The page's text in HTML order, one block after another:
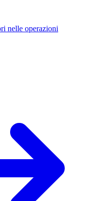
nelle operazioni